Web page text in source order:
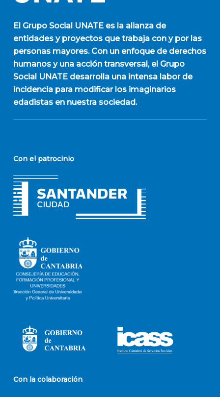
El Grupo Social UNATEes la alianza de
entidades y proyectos que trabaja con y por las
personas mayores. Con un enfoque de derechos
humanos y una acción transversal, el Grupo
Social UNATE desarrolla una intensa labor de
incidencia para modificar los imaginarios
edadistas en nuestra sociedad.
Con el patrocinio
Con la colaboración